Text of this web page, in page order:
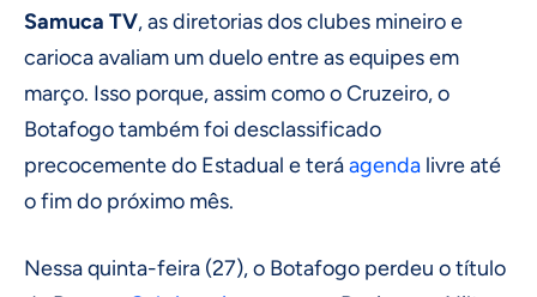
Samuca TV, as diretorias dos clubes mineiro e
carioca avaliam um duelo entre as equipes em
março. Isso porque, assim como o Cruzeiro, o
Botafogo também foi desclassificado
precocemente do Estadual e teráagenda livre até
o fim do próximo mês.
Nessa quinta-feira (27), o Botafogo perdeu o título